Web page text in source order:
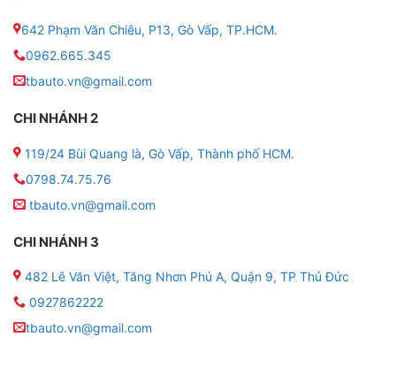
nhanh chóng và an toàn hơn rất nhiều.
✤ Ngoài ra, sản phẩm cảm biến này còn được trang bị
viên pin Panasonic của Nhật, loại pin này có độ bền
lên đến 5 năm và đây cũng là sản phẩm cảm biến áp
suất lốp có dung lượng pin rất lớn và lâu nhất tính đến
thời điểm hiện tại.
642 Phạm Văn Chiêu, P13, Gò Vấp, TP.HCM.
0962.665.345
tbauto.vn@gmail.com
CHI NHÁNH 2
119/24 Bùi Quang là, Gò Vấp, Thành phố HCM.
0798.74.75.76
tbauto.vn@gmail.com
CHI NHÁNH 3
482 Lê Văn Việt, Tăng Nhơn Phú A, Quận 9, TP Thủ Đức
0927862222
tbauto.vn@gmail.com